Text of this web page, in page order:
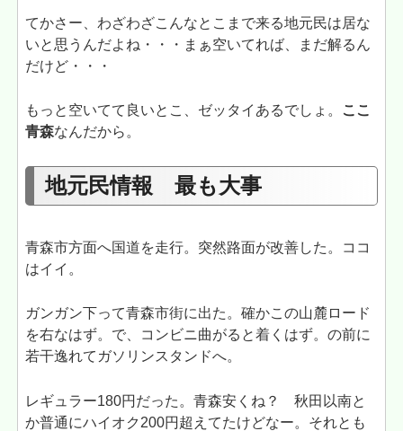
てかさー、わざわざこんなとこまで来る地元民は居な
いと思うんだよね・・・まぁ空いてれば、まだ解るん
だけど・・・
もっと空いてて良いとこ、ゼッタイあるでしょ。
ここ
青森なんだから。
地元民情報 最も大事
青森市方面へ国道を走行。突然路面が改善した。ココ
はイイ。
ガンガン下って青森市街に出た。確かこの山麓ロード
を右なはず。で、コンビニ曲がると着くはず。の前に
若干逸れてガソリンスタンドへ。
レギュラー180円だった。青森安くね？ 秋田以南と
か普通にハイオク200円超えてたけどなー。それとも